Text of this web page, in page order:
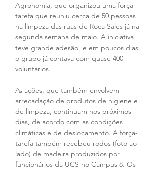
Agronomia, que organizou uma força-
tarefa que reuniu cerca de 50 pessoas
na limpeza das ruas de Roca Sales já na
segunda semana de maio. A iniciativa
teve grande adesão, e em poucos dias
o grupo já contava com quase 400
voluntários.
As ações, que também envolvem
arrecadação de produtos de higiene e
de limpeza, continuam nos próximos
dias, de acordo com as condições
climáticas e de deslocamento. A força-
tarefa também recebeu rodos (foto ao
lado) de madeira produzidos por
funcionários da UCS no Campus 8. Os